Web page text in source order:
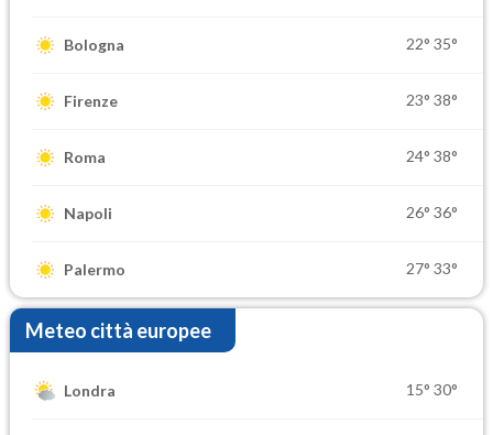
Bologna 22° 35°
Firenze 23° 38°
Roma 24° 38°
Napoli 26° 36°
Palermo 27° 33°
Meteo città europee
Londra 15° 30°